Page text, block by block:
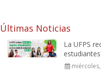
Últimas Noticias
La UFPS